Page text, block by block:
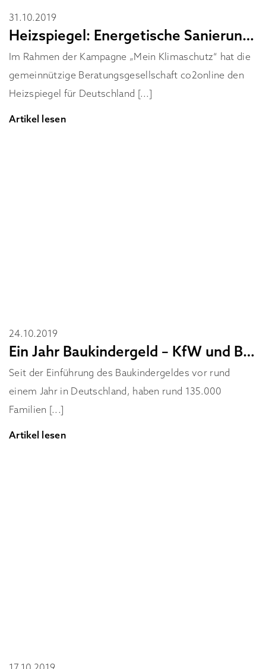
31.10.2019
Heizspiegel: Energetische Sanierung lohnt sich
Im Rahmen der Kampagne „Mein Klimaschutz“ hat die
gemeinnützige Beratungsgesellschaft co2online den
Heizspiegel für Deutschland [...]
Artikel lesen
24.10.2019
Ein Jahr Baukindergeld – KfW und BMI ziehen Zwischenbilanz
Seit der Einführung des Baukindergeldes vor rund
einem Jahr in Deutschland, haben rund 135.000
Familien [...]
Artikel lesen